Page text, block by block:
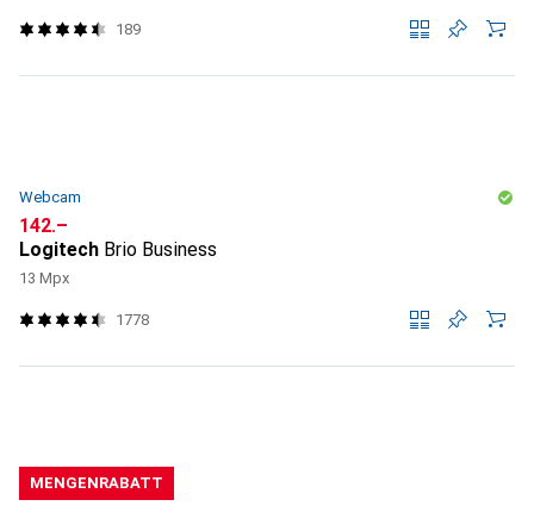
189
Webcam
CHF
142.–
Logitech Brio Business
13 Mpx
1778
MENGENRABATT